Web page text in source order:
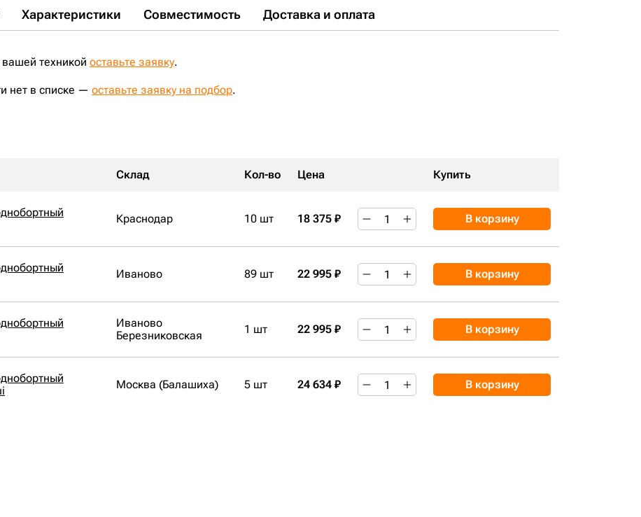
Характеристики Совместимость Доставка и оплата
техникой оставьте заявку.
нет в списке — оставьте заявку на подбор.
Склад Кол-во Цена Купить
Краснодар 10 шт 18 375 ₽ В корзину
Иваново 89 шт 22 995 ₽ В корзину
Иваново
Березниковская
1 шт 22 995 ₽ В корзину
Москва (Балашиха) 5 шт 24 634 ₽ В корзину